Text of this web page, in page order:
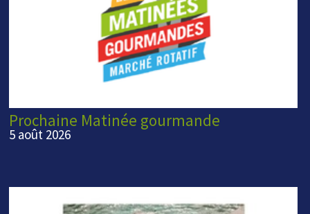
Prochaine Matinée gourmande
5 août 2026